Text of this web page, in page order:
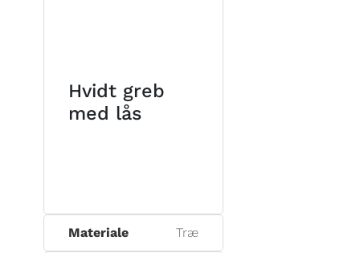
Hvidt greb
med lås
Materiale Træ